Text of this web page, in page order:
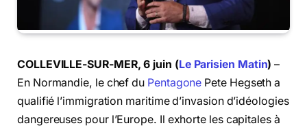
COLLEVILLE-SUR-MER, 6 juin (Le Parisien Matin) –
En Normandie, le chef du Pentagone Pete Hegseth a
qualifié l’immigration maritime d’invasion d’idéologies
dangereuses pour l’Europe. Il exhorte les capitales à